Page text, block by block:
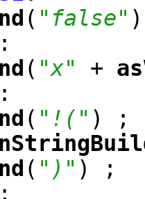
( "false"
:
( "x" +
:
( "!(" ) ;
( ")" ) ;